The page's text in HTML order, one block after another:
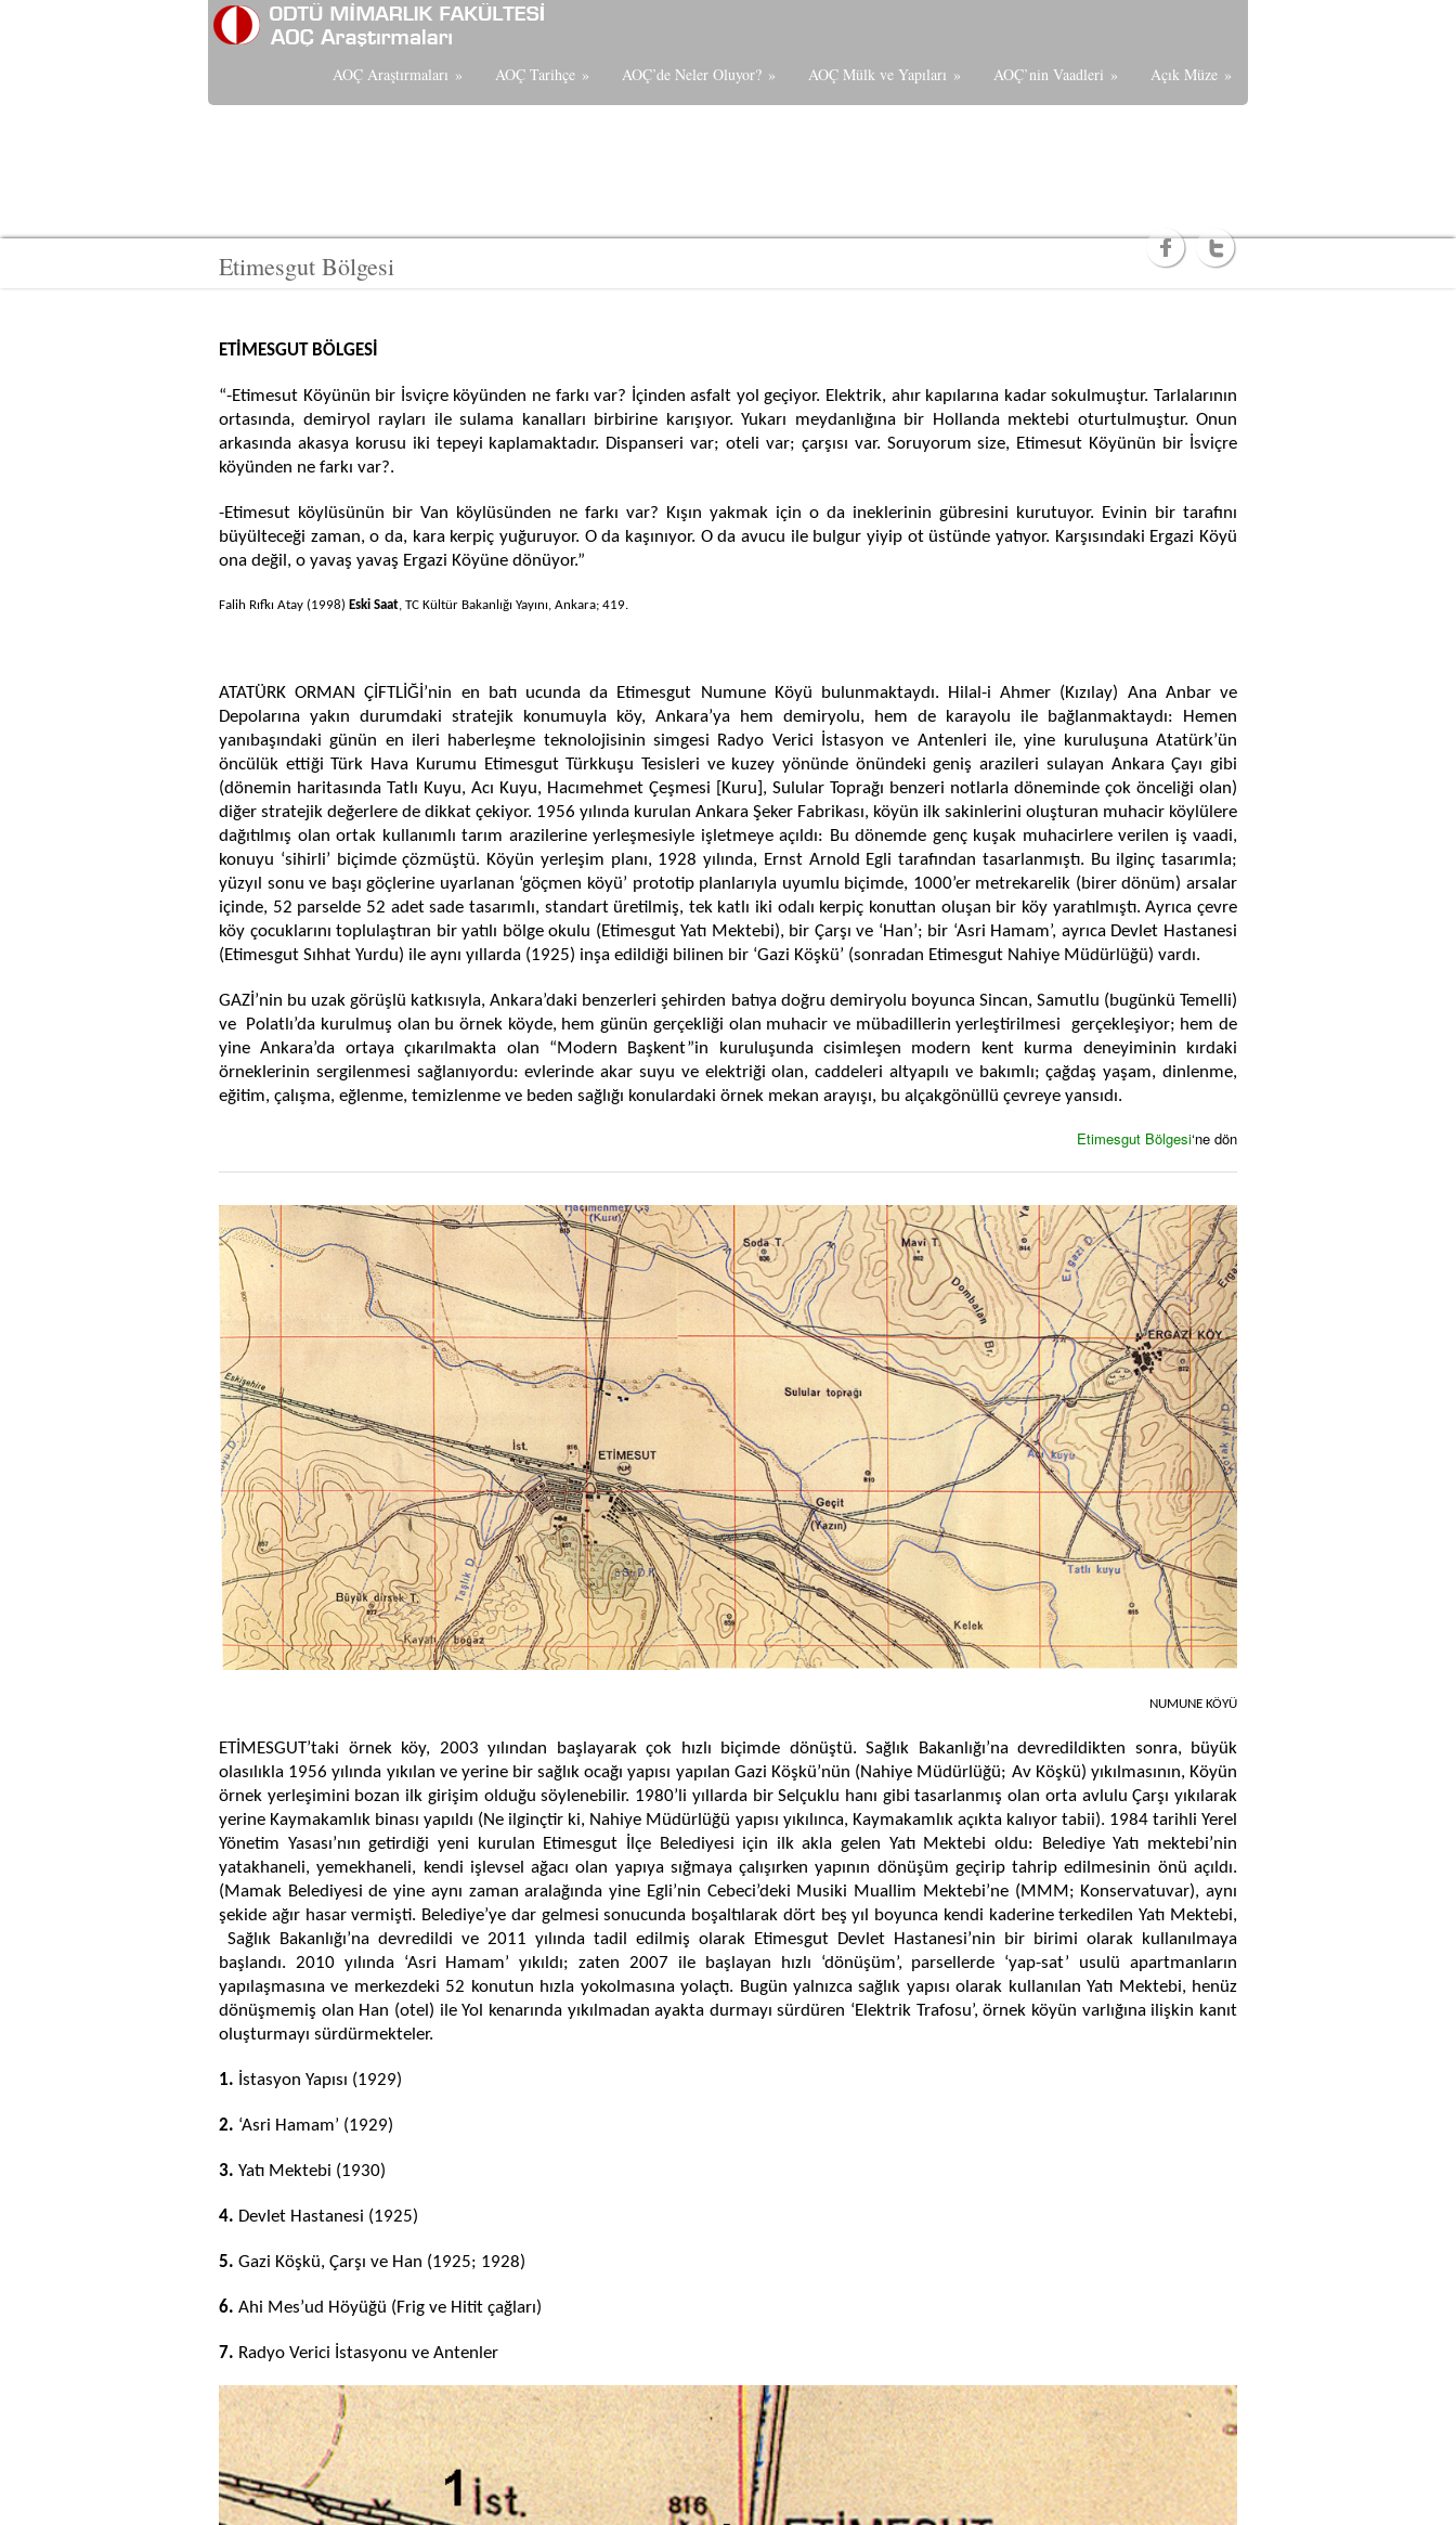
AOÇ Araştırmaları » AOÇ Tarihçe » AOÇ’de Neler Oluyor? » AOÇ Mülk ve Yapıları » AOÇ’nin Vaadleri » Açık Müze »
Etimesgut Bölgesi
ETİMESGUT BÖLGESİ
“-Etimesut Köyünün bir İsviçre köyünden ne farkı var? İçinden asfalt yol geçiyor. Elektrik, ahır kapılarına kadar sokulmuştur. Tarlalarının
ortasında, demiryol rayları ile sulama kanalları birbirine karışıyor. Yukarı meydanlığına bir Hollanda mektebi oturtulmuştur. Onun
arkasında akasya korusu iki tepeyi kaplamaktadır. Dispanseri var; oteli var; çarşısı var. Soruyorum size, Etimesut Köyünün bir İsviçre
köyünden ne farkı var?.
-Etimesut köylüsünün bir Van köylüsünden ne farkı var? Kışın yakmak için o da ineklerinin gübresini kurutuyor. Evinin bir tarafını
büyülteceği zaman, o da, kara kerpiç yuğuruyor. O da kaşınıyor. O da avucu ile bulgur yiyip ot üstünde yatıyor. Karşısındaki Ergazi Köyü
ona değil, o yavaş yavaş Ergazi Köyüne dönüyor.”
Falih Rıfkı Atay (1998) Eski Saat, TC Kültür Bakanlığı Yayını, Ankara; 419.
ATATÜRK ORMAN ÇİFTLİĞİ’nin en batı ucunda da Etimesgut Numune Köyü bulunmaktaydı. Hilal-i Ahmer (Kızılay) Ana Anbar ve
Depolarına yakın durumdaki stratejik konumuyla köy, Ankara’ya hem demiryolu, hem de karayolu ile bağlanmaktaydı: Hemen
yanıbaşındaki günün en ileri haberleşme teknolojisinin simgesi Radyo Verici İstasyon ve Antenleri ile, yine kuruluşuna Atatürk’ün
öncülük ettiği Türk Hava Kurumu Etimesgut Türkkuşu Tesisleri ve kuzey yönünde önündeki geniş arazileri sulayan Ankara Çayı gibi
(dönemin haritasında Tatlı Kuyu, Acı Kuyu, Hacımehmet Çeşmesi [Kuru], Sulular Toprağı benzeri notlarla döneminde çok önceliği olan)
diğer stratejik değerlere de dikkat çekiyor. 1956 yılında kurulan Ankara Şeker Fabrikası, köyün ilk sakinlerini oluşturan muhacir köylülere
dağıtılmış olan ortak kullanımlı tarım arazilerine yerleşmesiyle işletmeye açıldı: Bu dönemde genç kuşak muhacirlere verilen iş vaadi,
konuyu ‘sihirli’ biçimde çözmüştü. Köyün yerleşim planı, 1928 yılında, Ernst Arnold Egli tarafından tasarlanmıştı. Bu ilginç tasarımla;
yüzyıl sonu ve başı göçlerine uyarlanan ‘göçmen köyü’ prototip planlarıyla uyumlu biçimde, 1000’er metrekarelik (birer dönüm) arsalar
içinde, 52 parselde 52 adet sade tasarımlı, standart üretilmiş, tek katlı iki odalı kerpiç konuttan oluşan bir köy yaratılmıştı. Ayrıca çevre
köy çocuklarını toplulaştıran bir yatılı bölge okulu (Etimesgut Yatı Mektebi), bir Çarşı ve ‘Han’; bir ‘Asri Hamam’, ayrıca Devlet Hastanesi
(Etimesgut Sıhhat Yurdu) ile aynı yıllarda (1925) inşa edildiği bilinen bir ‘Gazi Köşkü’ (sonradan Etimesgut Nahiye Müdürlüğü) vardı.
GAZİ’nin bu uzak görüşlü katkısıyla, Ankara’daki benzerleri şehirden batıya doğru demiryolu boyunca Sincan, Samutlu (bugünkü Temelli)
ve Polatlı’da kurulmuş olan bu örnek köyde, hem günün gerçekliği olan muhacir ve mübadillerin yerleştirilmesi gerçekleşiyor; hem de
yine Ankara’da ortaya çıkarılmakta olan “Modern Başkent”in kuruluşunda cisimleşen modern kent kurma deneyiminin kırdaki
örneklerinin sergilenmesi sağlanıyordu: evlerinde akar suyu ve elektriği olan, caddeleri altyapılı ve bakımlı; çağdaş yaşam, dinlenme,
eğitim, çalışma, eğlenme, temizlenme ve beden sağlığı konulardaki örnek mekan arayışı, bu alçakgönüllü çevreye yansıdı.
Etimesgut Bölgesi‘ne dön
NUMUNE KÖYÜ
ETİMESGUT’taki örnek köy, 2003 yılından başlayarak çok hızlı biçimde dönüştü. Sağlık Bakanlığı’na devredildikten sonra, büyük
olasılıkla 1956 yılında yıkılan ve yerine bir sağlık ocağı yapısı yapılan Gazi Köşkü’nün (Nahiye Müdürlüğü; Av Köşkü) yıkılmasının, Köyün
örnek yerleşimini bozan ilk girişim olduğu söylenebilir. 1980’li yıllarda bir Selçuklu hanı gibi tasarlanmış olan orta avlulu Çarşı yıkılarak
yerine Kaymakamlık binası yapıldı (Ne ilginçtir ki, Nahiye Müdürlüğü yapısı yıkılınca, Kaymakamlık açıkta kalıyor tabii). 1984 tarihli Yerel
Yönetim Yasası’nın getirdiği yeni kurulan Etimesgut İlçe Belediyesi için ilk akla gelen Yatı Mektebi oldu: Belediye Yatı mektebi’nin
yatakhaneli, yemekhaneli, kendi işlevsel ağacı olan yapıya sığmaya çalışırken yapının dönüşüm geçirip tahrip edilmesinin önü açıldı.
(Mamak Belediyesi de yine aynı zaman aralağında yine Egli’nin Cebeci’deki Musiki Muallim Mektebi’ne (MMM; Konservatuvar), aynı
şekide ağır hasar vermişti. Belediye’ye dar gelmesi sonucunda boşaltılarak dört beş yıl boyunca kendi kaderine terkedilen Yatı Mektebi,
Sağlık Bakanlığı’na devredildi ve 2011 yılında tadil edilmiş olarak Etimesgut Devlet Hastanesi’nin bir birimi olarak kullanılmaya
başlandı. 2010 yılında ‘Asri Hamam’ yıkıldı; zaten 2007 ile başlayan hızlı ‘dönüşüm’, parsellerde ‘yap-sat’ usulü apartmanların
yapılaşmasına ve merkezdeki 52 konutun hızla yokolmasına yolaçtı. Bugün yalnızca sağlık yapısı olarak kullanılan Yatı Mektebi, henüz
dönüşmemiş olan Han (otel) ile Yol kenarında yıkılmadan ayakta durmayı sürdüren ‘Elektrik Trafosu’, örnek köyün varlığına ilişkin kanıt
oluşturmayı sürdürmekteler.
1. İstasyon Yapısı (1929)
2. ‘Asri Hamam’ (1929)
3. Yatı Mektebi (1930)
4. Devlet Hastanesi (1925)
5. Gazi Köşkü, Çarşı ve Han (1925; 1928)
6. Ahi Mes’ud Höyüğü (Frig ve Hitit çağları)
7. Radyo Verici İstasyonu ve Antenler